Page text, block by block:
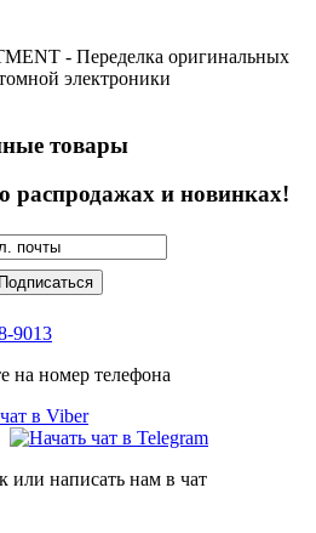
- Переделка оригинальных
электроники
товары
распродажах и новинках!
9013
на номер телефона
или написать нам в чат